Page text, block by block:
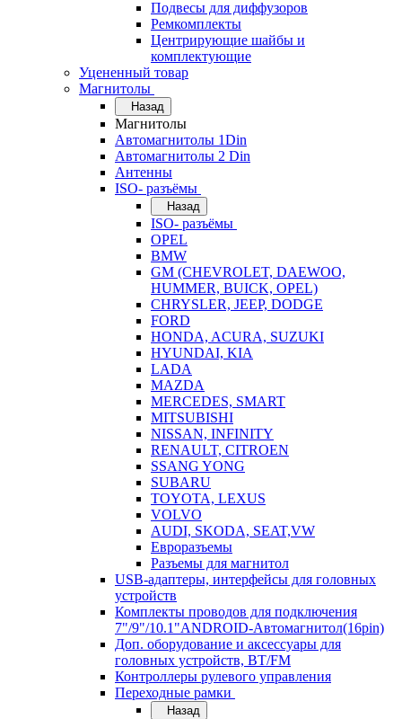
Подвесы для диффузоров
Ремкомплекты
Центрирующие шайбы и
комплектующие
Уцененный товар
Магнитолы
Назад
Магнитолы
Автомагнитолы 1Din
Автомагнитолы 2 Din
Антенны
ISO- разъёмы
Назад
ISO- разъёмы
OPEL
BMW
GM (CHEVROLET, DAEWOO,
HUMMER, BUICK, OPEL)
CHRYSLER, JEEP, DODGE
FORD
HONDA, ACURA, SUZUKI
HYUNDAI, KIA
LADA
MAZDA
MERCEDES, SMART
MITSUBISHI
NISSAN, INFINITY
RENAULT, CITROEN
SSANG YONG
SUBARU
TOYOTA, LEXUS
VOLVO
AUDI, SKODA, SEAT,VW
Евроразъемы
Разъемы для магнитол
USB-адаптеры, интерфейсы для головных
устройств
Комплекты проводов для подключения
7"/9"/10.1"ANDROID-Автомагнитол(16pin)
Доп. оборудование и аксессуары для
головных устройств, BT/FM
Контроллеры рулевого управления
Переходные рамки
Назад